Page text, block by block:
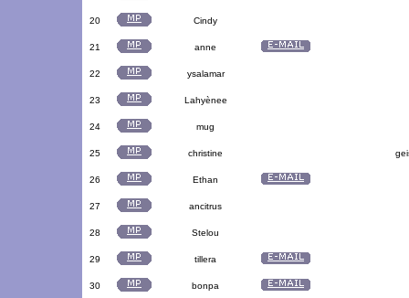
20 Cindy
21 anne
22 ysalamar
23 Lahyènee
24 mug
25 christine
26 Ethan
27 ancitrus
28 Stelou
29 tillera
30 bonpa